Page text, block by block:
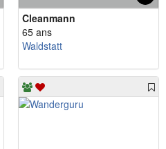
Cleanmann
65 ans
Waldstatt